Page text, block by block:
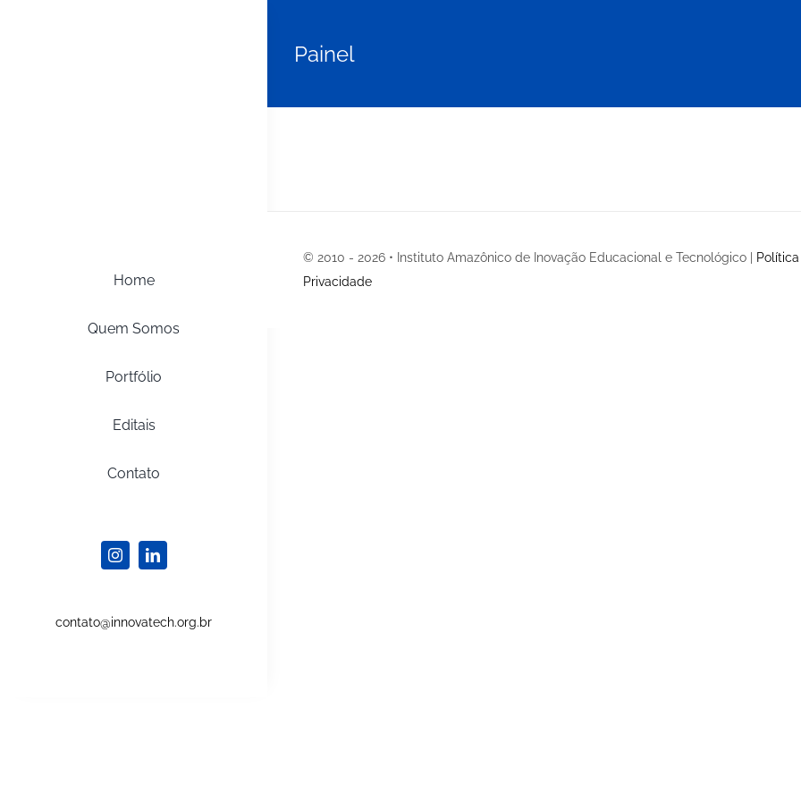
Home
Quem Somos
Portfólio
Editais
Contato
contato@innovatech.org.br
Painel
© 2010 - 2026 • Instituto Amazônico de Inovação Educacional e Tecnológico |
Privacidade